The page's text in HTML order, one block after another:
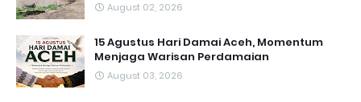
August 02, 2026
15 Agustus Hari Damai Aceh, Momentum
Menjaga Warisan Perdamaian
August 03, 2026